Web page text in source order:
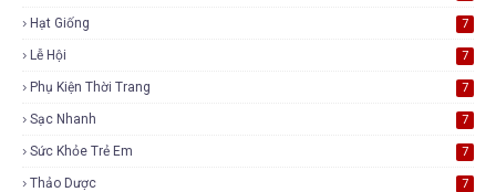
Hạt Giống 7
Lễ Hội 7
Phụ Kiện Thời Trang 7
Sạc Nhanh 7
Sức Khỏe Trẻ Em 7
Thảo Dược 7